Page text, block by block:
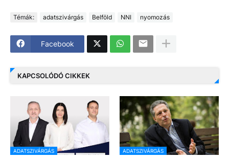
Témák: adatszivárgás Belföld NNI nyomozás
Facebook
KAPCSOLÓDÓ CIKKEK
ADATSZIVÁRGÁS ADATSZIVÁRGÁS